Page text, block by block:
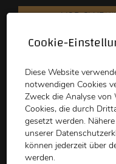
VOD CLUB
schikaneder
Cookie-
Diese Website
notwendigen Cookies
Zweck die Analyse
Cookies, die durch
gesetzt werden.
unserer
können jederzeit über
werden.